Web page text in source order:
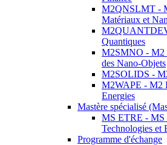
M2QNSLMT -
Matériaux et
Quantiques
M2SMNO - M2
des Nano-Objets
M2SOLIDS -
M2WAPE - M2
Energies
Mastère spécialisé
MS ETRE - MS
Technologies et
Programme d'échange